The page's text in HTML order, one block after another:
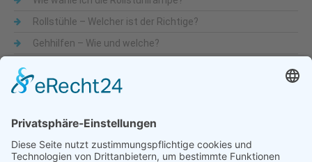
Rollstühle – Welcher ist der Richtige?
Gehhilfen – Wie und welche?